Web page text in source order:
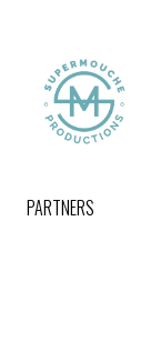
PARTNERS